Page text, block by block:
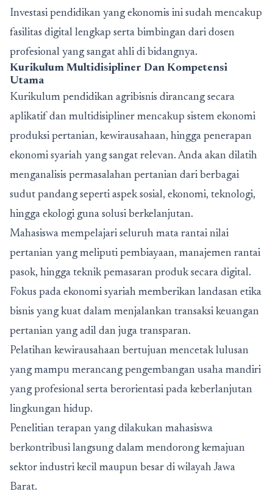
Investasi pendidikan yang ekonomis ini sudah mencakup
fasilitas digital lengkap serta bimbingan dari dosen
profesional yang sangat ahli di bidangnya.
Kurikulum Multidisipliner Dan Kompetensi
Utama
Kurikulum pendidikan agribisnis dirancang secara
aplikatif dan multidisipliner mencakup sistem ekonomi
produksi pertanian, kewirausahaan, hingga penerapan
ekonomi syariah yang sangat relevan. Anda akan dilatih
menganalisis permasalahan pertanian dari berbagai
sudut pandang seperti aspek sosial, ekonomi, teknologi,
hingga ekologi guna solusi berkelanjutan.
Mahasiswa mempelajari seluruh mata rantai nilai
pertanian yang meliputi pembiayaan, manajemen rantai
pasok, hingga teknik pemasaran produk secara digital.
Fokus pada ekonomi syariah memberikan landasan etika
bisnis yang kuat dalam menjalankan transaksi keuangan
pertanian yang adil dan juga transparan.
Pelatihan kewirausahaan bertujuan mencetak lulusan
yang mampu merancang pengembangan usaha mandiri
yang profesional serta berorientasi pada keberlanjutan
lingkungan hidup.
Penelitian terapan yang dilakukan mahasiswa
berkontribusi langsung dalam mendorong kemajuan
sektor industri kecil maupun besar di wilayah Jawa
Barat.